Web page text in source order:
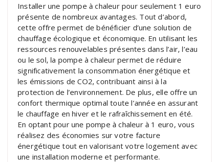
Installer une pompe à chaleur pour seulement 1 euro
présente de nombreux avantages. Tout d’abord,
cette offre permet de bénéficier d’une solution de
chauffage écologique et économique. En utilisant les
ressources renouvelables présentes dans l’air, l’eau
ou le sol, la pompe à chaleur permet de réduire
significativement la consommation énergétique et
les émissions de CO2, contribuant ainsi à la
protection de l’environnement. De plus, elle offre un
confort thermique optimal toute l’année en assurant
le chauffage en hiver et le rafraîchissement en été.
En optant pour une pompe à chaleur à 1 euro, vous
réalisez des économies sur votre facture
énergétique tout en valorisant votre logement avec
une installation moderne et performante.